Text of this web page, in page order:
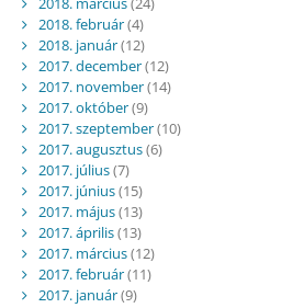
2018. február(4)
2018. január(12)
2017. december(12)
2017. november(14)
2017. október(9)
2017. szeptember(10)
2017. augusztus(6)
2017. július(7)
2017. június(15)
2017. május(13)
2017. április(13)
2017. március(12)
2017. február(11)
2017. január(9)